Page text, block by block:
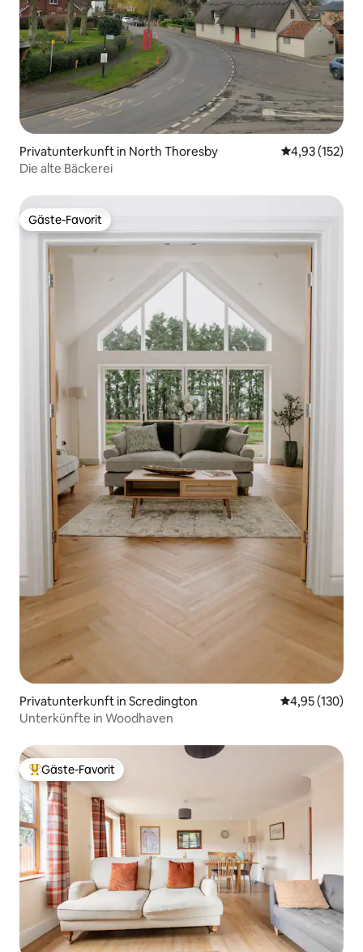
Privatunterkunft in North Thoresby
4,93 (152)
Die alte Bäckerei
Gäste-Favorit
Gäste-Favorit
Privatunterkunft in Scredington
4,95 (130)
Unterkünfte in Woodhaven
Beliebter Gäste-Favorit.
Gäste-Favorit